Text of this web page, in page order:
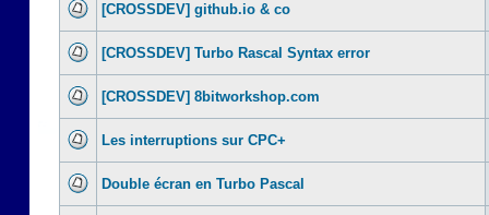
[CROSSDEV] github.io & co
[CROSSDEV] Turbo Rascal Syntax error
[CROSSDEV] 8bitworkshop.com
Les interruptions sur CPC+
Double écran en Turbo Pascal